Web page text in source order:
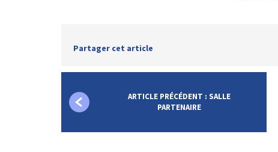
Partager cet article
ARTICLE PRÉCÉDENT : SALLE
PARTENAIRE